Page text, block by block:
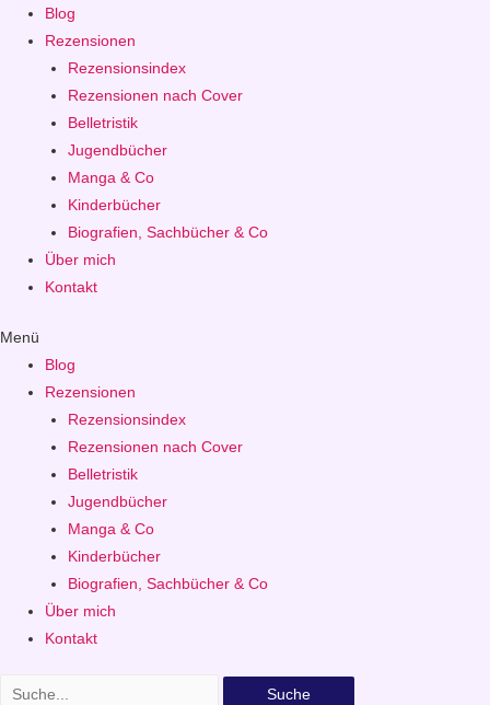
Blog
Rezensionen
Rezensionsindex
Rezensionen nach Cover
Belletristik
Jugendbücher
Manga & Co
Kinderbücher
Biografien, Sachbücher & Co
Über mich
Kontakt
Menü
Blog
Rezensionen
Rezensionsindex
Rezensionen nach Cover
Belletristik
Jugendbücher
Manga & Co
Kinderbücher
Biografien, Sachbücher & Co
Über mich
Kontakt
Suche